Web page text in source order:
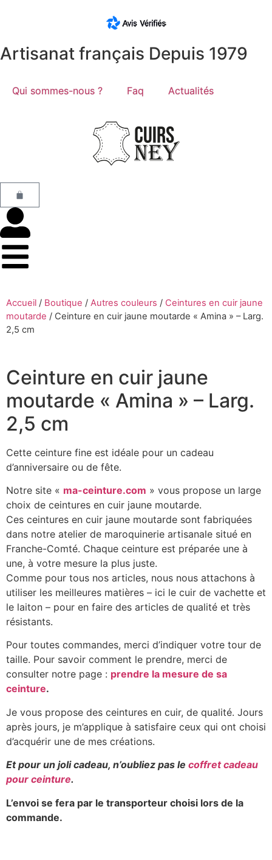
Artisanat français Depuis 1979
Qui sommes-nous ? Faq Actualités
Accueil / Boutique / Autres couleurs / Ceintures en cuir jaune
moutarde / Ceinture en cuir jaune moutarde « Amina » – Larg.
2,5 cm
Ceinture en cuir jaune
moutarde « Amina » – Larg.
2,5 cm
Cette ceinture fine est idéale pour un cadeau
d’anniversaire ou de fête.
Notre site « ma-ceinture.com » vous propose un large
choix de ceintures en cuir jaune moutarde.
Ces ceintures en cuir jaune moutarde sont fabriquées
dans notre atelier de maroquinerie artisanale situé en
Franche-Comté. Chaque ceinture est préparée une à
une, à votre mesure la plus juste.
Comme pour tous nos articles, nous nous attachons à
utiliser les meilleures matières – ici le cuir de vachette et
le laiton – pour en faire des articles de qualité et très
résistants.
Pour toutes commandes, merci d’indiquer votre tour de
taille. Pour savoir comment le prendre, merci de
consulter notre page : prendre la mesure de sa
ceinture.
Je vous propose des ceintures en cuir, de qualité. Jours
après jours, je m’applique à satisfaire ceux qui ont choisi
d’acquérir une de mes créations.
Et pour un joli cadeau, n’oubliez pas le coffret cadeau
pour ceinture.
L’envoi se fera par le transporteur choisi lors de la
commande.